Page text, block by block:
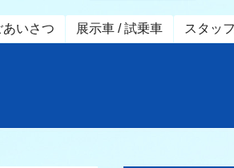
あいさつ 展示車 / 試乗車 スタッ